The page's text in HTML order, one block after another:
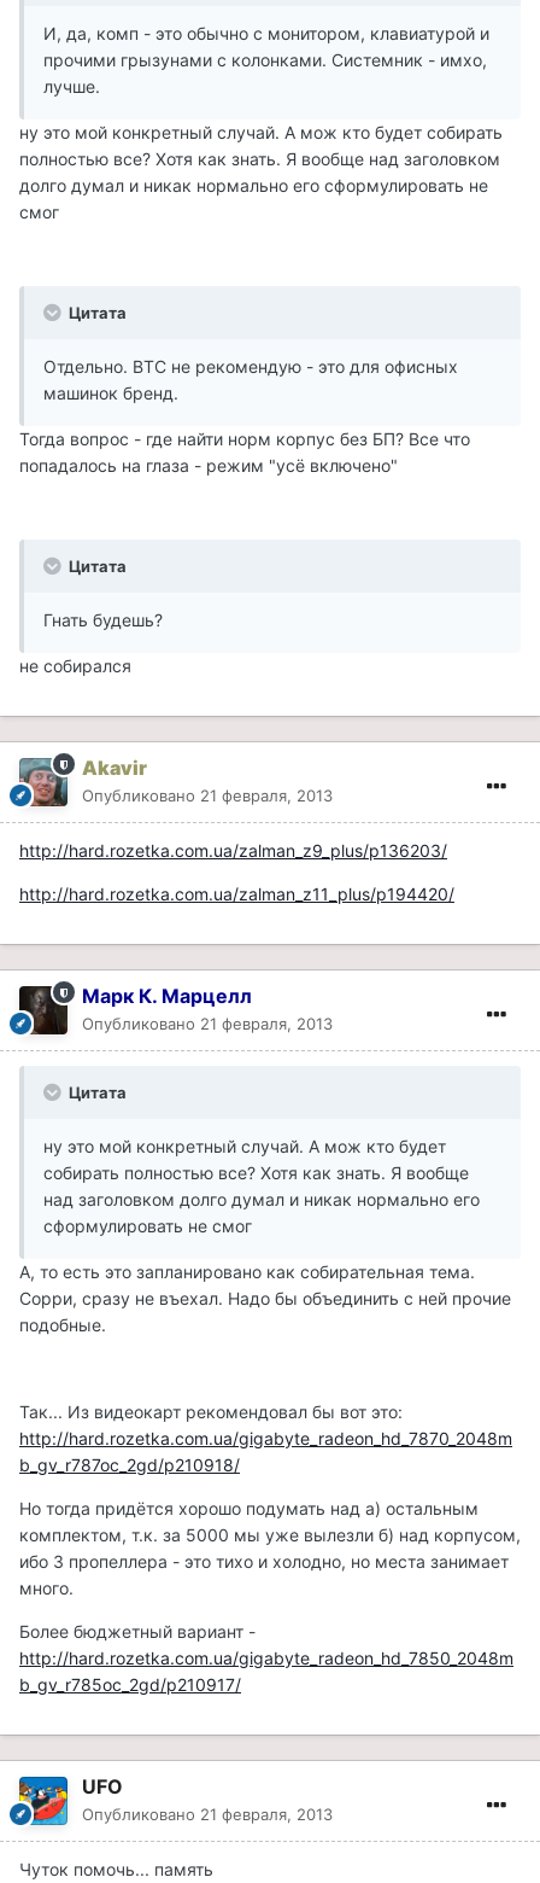
И, да, комп - это обычно с монитором, клавиатурой и
прочими грызунами с колонками. Системник - имхо,
лучше.
ну это мой конкретный случай. А мож кто будет собирать
полностью все? Хотя как знать. Я вообще над заголовком
долго думал и никак нормально его сформулировать не
смог
Цитата
Отдельно. ВТС не рекомендую - это для офисных
машинок бренд.
Тогда вопрос - где найти норм корпус без БП? Все что
попадалось на глаза - режим "усё включено"
Цитата
Гнать будешь?
не собирался
Akavir
Опубликовано 21 февраля, 2013
http://hard.rozetka.com.ua/zalman_z9_plus/p136203/
http://hard.rozetka.com.ua/zalman_z11_plus/p194420/
Марк К. Марцелл
Опубликовано 21 февраля, 2013
Цитата
ну это мой конкретный случай. А мож кто будет
собирать полностью все? Хотя как знать. Я вообще
над заголовком долго думал и никак нормально его
сформулировать не смог
А, то есть это запланировано как собирательная тема.
Сорри, сразу не въехал. Надо бы объединить с ней прочие
подобные.
Так... Из видеокарт рекомендовал бы вот это:
http://hard.rozetka.com.ua/gigabyte_radeon_hd_7870_2048m
b_gv_r787oc_2gd/p210918/
Но тогда придётся хорошо подумать над а) остальным
комплектом, т.к. за 5000 мы уже вылезли б) над корпусом,
ибо 3 пропеллера - это тихо и холодно, но места занимает
много.
Более бюджетный вариант -
http://hard.rozetka.com.ua/gigabyte_radeon_hd_7850_2048m
b_gv_r785oc_2gd/p210917/
UFO
Опубликовано 21 февраля, 2013
Чуток помочь... память